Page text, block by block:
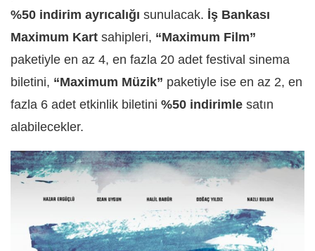
%50 indirim ayrıcalığı sunulacak. İş Bankası
Maximum Kart sahipleri, “Maximum Film”
paketiyle en az 4, en fazla 20 adet festival sinema
biletini, “Maximum Müzik” paketiyle ise en az 2, en
fazla 6 adet etkinlik biletini %50 indirimle satın
alabilecekler.